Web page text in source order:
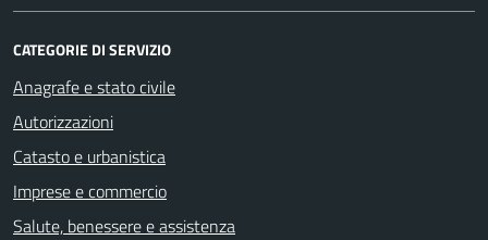
CATEGORIE DI SERVIZIO
Anagrafe e stato civile
Autorizzazioni
Catasto e urbanistica
Imprese e commercio
Salute, benessere e assistenza